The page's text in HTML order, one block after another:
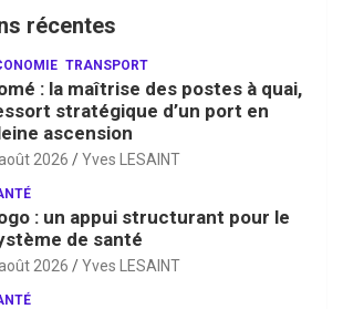
récentes
TRANSPORT
: la maîtrise des postes à quai,
stratégique d’un port en
ascension
2026 Yves LESAINT
: un appui structurant pour le
de santé
2026 Yves LESAINT